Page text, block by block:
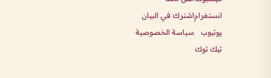
انستغرام
يوتيوب
تيك توك
اشترك في البيان
سياسة الخصوصية